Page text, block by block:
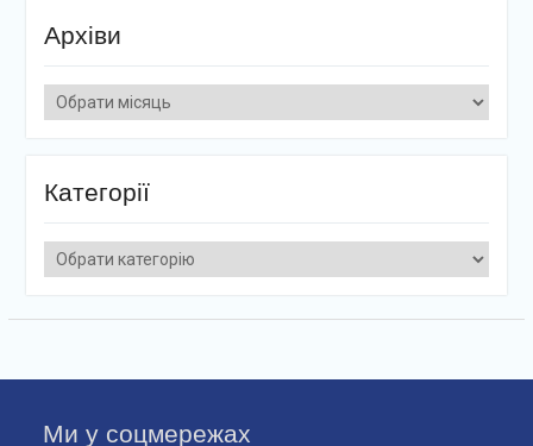
Архіви
Архіви
Категорії
Категорії
Ми у соцмережах